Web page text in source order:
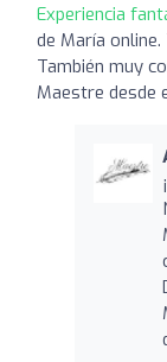
Experiencia
de María
También muy
Maestre desde